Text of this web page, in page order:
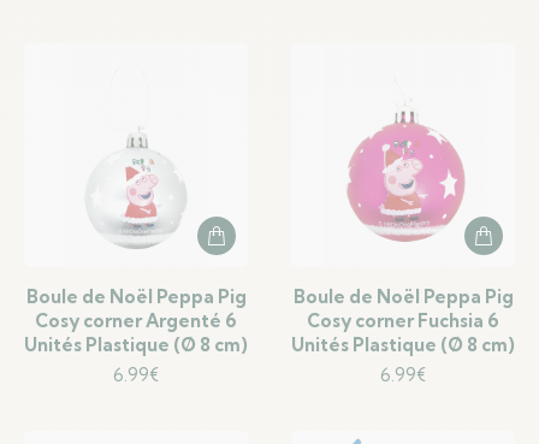
Boule de Noël Peppa Pig
Cosy corner Argenté 6
Unités Plastique (Ø 8 cm)
6.99€
Boule de Noël Peppa Pig
Cosy corner Fuchsia 6
Unités Plastique (Ø 8 cm)
6.99€